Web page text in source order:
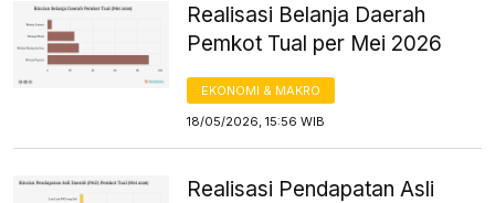
Realisasi Belanja Daerah
Pemkot Tual per Mei 2026
EKONOMI & MAKRO
18/05/2026, 15:56 WIB
Realisasi Pendapatan Asli